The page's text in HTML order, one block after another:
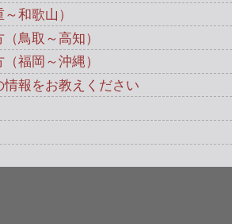
和歌山）
鳥取～高知）
福岡～沖縄）
報をお教えください